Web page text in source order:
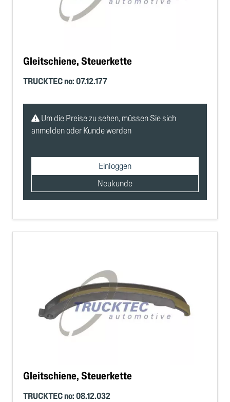
Gleitschiene, Steuerkette
TRUCKTEC no: 07.12.177
Um die Preise zu sehen, müssen Sie sich
anmelden oder Kunde werden
Einloggen
Neukunde
Gleitschiene, Steuerkette
TRUCKTEC no: 08.12.032